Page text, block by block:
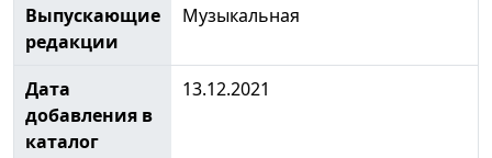
Выпускающие
редакции
Музыкальная
Дата
добавления в
каталог
13.12.2021